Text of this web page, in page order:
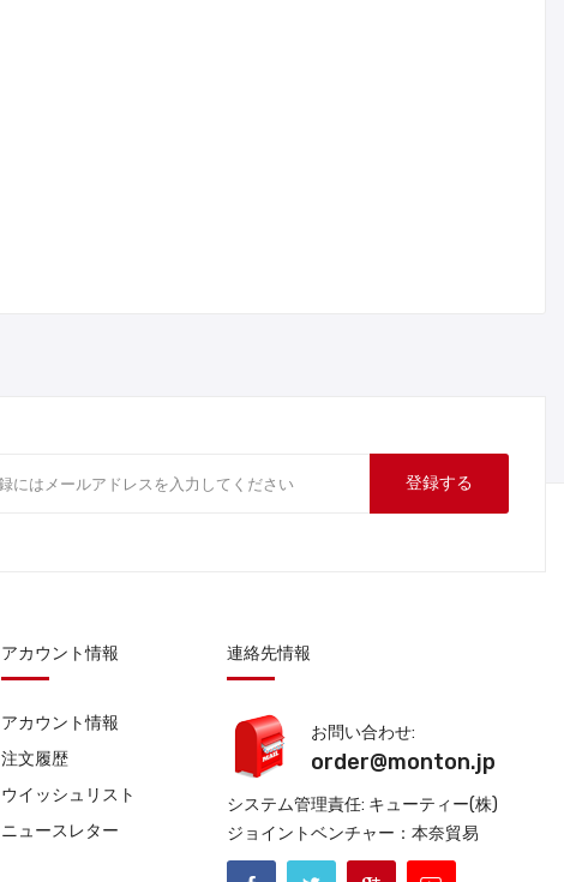
登録する
アカウント情報
アカウント情報
注文履歴
ウイッシュリスト
ニュースレター
連絡先情報
お問い合わせ:
order@monton.jp
システム管理責任: キューティー(株)
ジョイントベンチャー：本奈貿易